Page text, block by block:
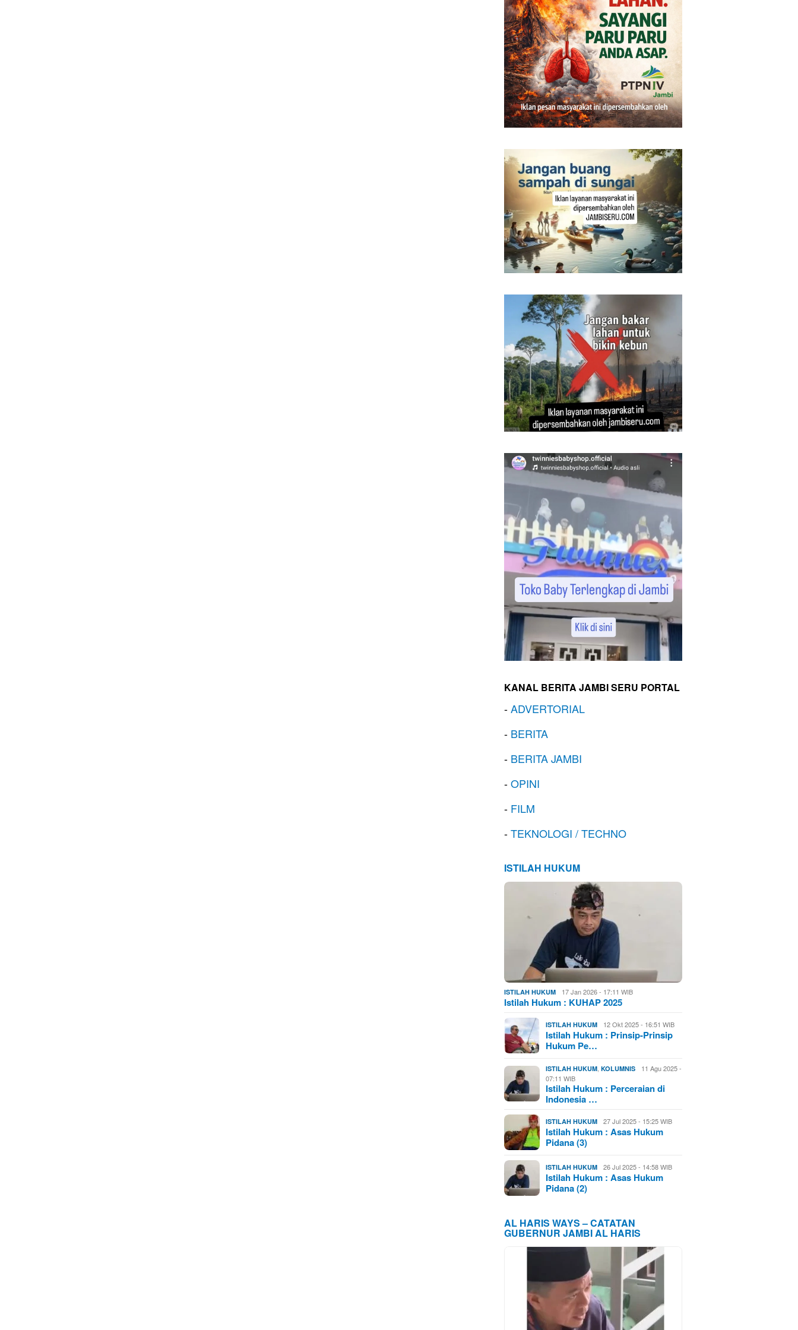
KANAL BERITA JAMBI SERU PORTAL
-ADVERTORIAL
- BERITA
- BERITA JAMBI
-OPINI
- FILM
-TEKNOLOGI / TECHNO
ISTILAH HUKUM
ISTILAH HUKUM 17 Jan 2026 - 17:11 WIB
Istilah Hukum : KUHAP 2025
ISTILAH HUKUM 12 Okt 2025 - 16:51 WIB
Istilah Hukum : Prinsip-Prinsip
Hukum Pe…
ISTILAH HUKUM ,KOLUMNIS
11 Agu 2025 -
07:11 WIB
Istilah Hukum : Perceraian di
Indonesia …
ISTILAH HUKUM 27 Jul 2025 - 15:25 WIB
Istilah Hukum : Asas Hukum
Pidana (3)
ISTILAH HUKUM 26 Jul 2025 - 14:58 WIB
Istilah Hukum : Asas Hukum
Pidana (2)
AL HARIS WAYS – CATATAN
GUBERNUR JAMBI AL HARIS